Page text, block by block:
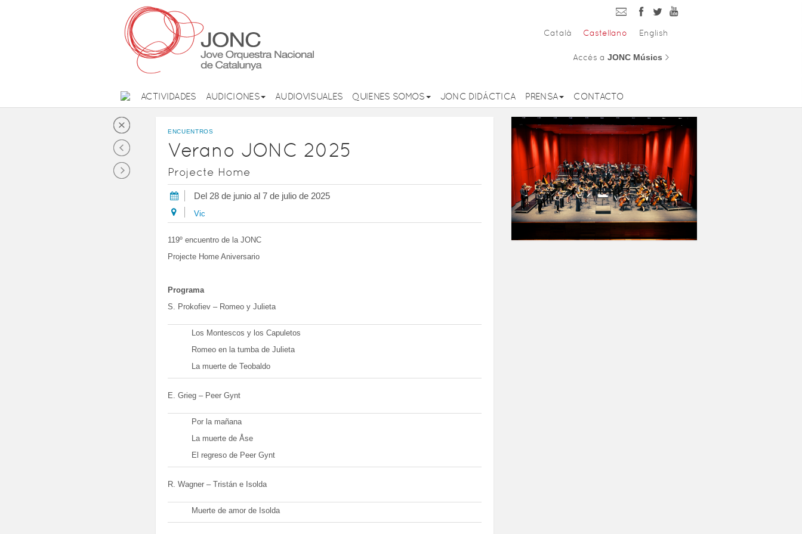
Català Castellano English
Accés a JONC Músics >
ACTIVIDADES AUDICIONES AUDIOVISUALES QUIENES SOMOS JONC DIDÁCTICA PRENSA CONTACTO
ENCUENTROS
Verano JONC 2025
Projecte Home
Del 28 de junio al 7 de julio de 2025
Vic
119º encuentro de la JONC
Projecte Home Aniversario
Programa
S. Prokofiev – Romeo y Julieta
Los Montescos y los Capuletos
Romeo en la tumba de Julieta
La muerte de Teobaldo
E. Grieg – Peer Gynt
Por la mañana
La muerte de Åse
El regreso de Peer Gynt
R. Wagner – Tristán e Isolda
Muerte de amor de Isolda